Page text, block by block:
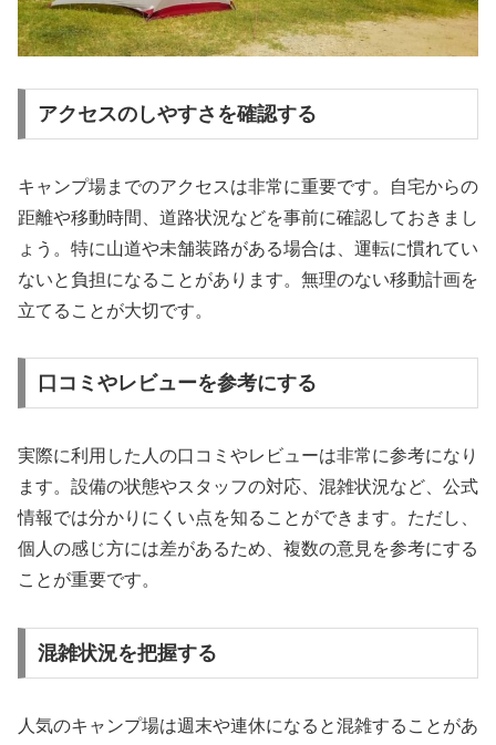
アクセスのしやすさを確認する
キャンプ場までのアクセスは非常に重要です。自宅からの
距離や移動時間、道路状況などを事前に確認しておきまし
ょう。特に山道や未舗装路がある場合は、運転に慣れてい
ないと負担になることがあります。無理のない移動計画を
立てることが大切です。
口コミやレビューを参考にする
実際に利用した人の口コミやレビューは非常に参考になり
ます。設備の状態やスタッフの対応、混雑状況など、公式
情報では分かりにくい点を知ることができます。ただし、
個人の感じ方には差があるため、複数の意見を参考にする
ことが重要です。
混雑状況を把握する
人気のキャンプ場は週末や連休になると混雑することがあ